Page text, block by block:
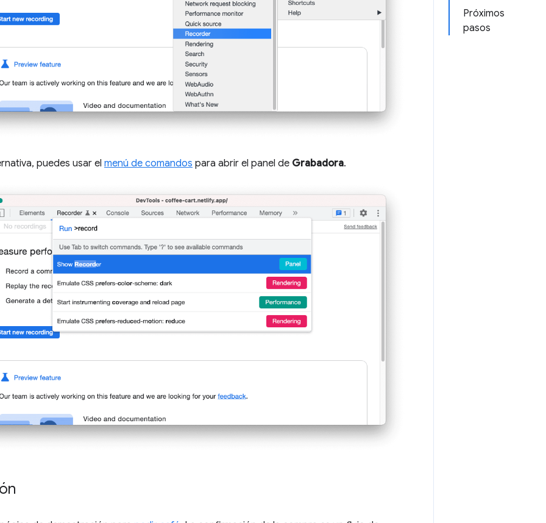
Próximos
pasos
puedes usar el menú de comandos para abrir el panel de Grabadora.